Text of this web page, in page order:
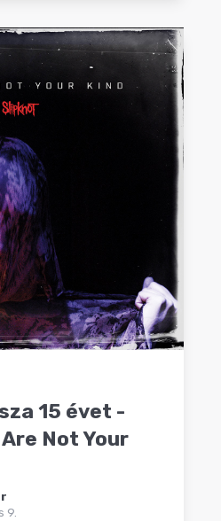
15 évet -
Not Your
9.